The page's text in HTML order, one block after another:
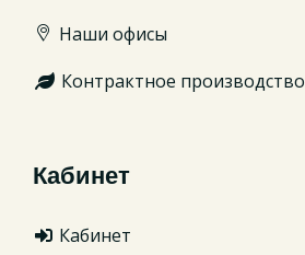
Наши офисы
Контрактное производство
Кабинет
Кабинет